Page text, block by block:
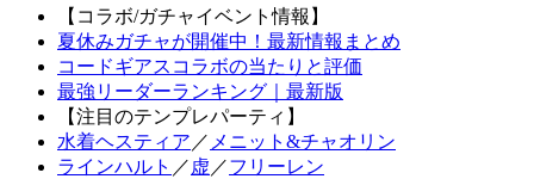
【コラボ/ガチャイベント情報】
夏休みガチャが開催中！最新情報まとめ
コードギアスコラボの当たりと評価
最強リーダーランキング｜最新版
【注目のテンプレパーティ】
水着ヘスティア ／ メニット&チャオリン
ラインハルト ／ 虚 ／フリーレン